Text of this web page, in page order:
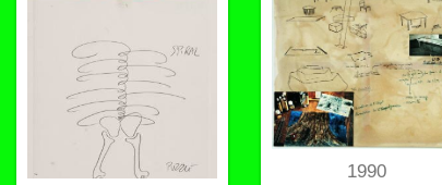
1990